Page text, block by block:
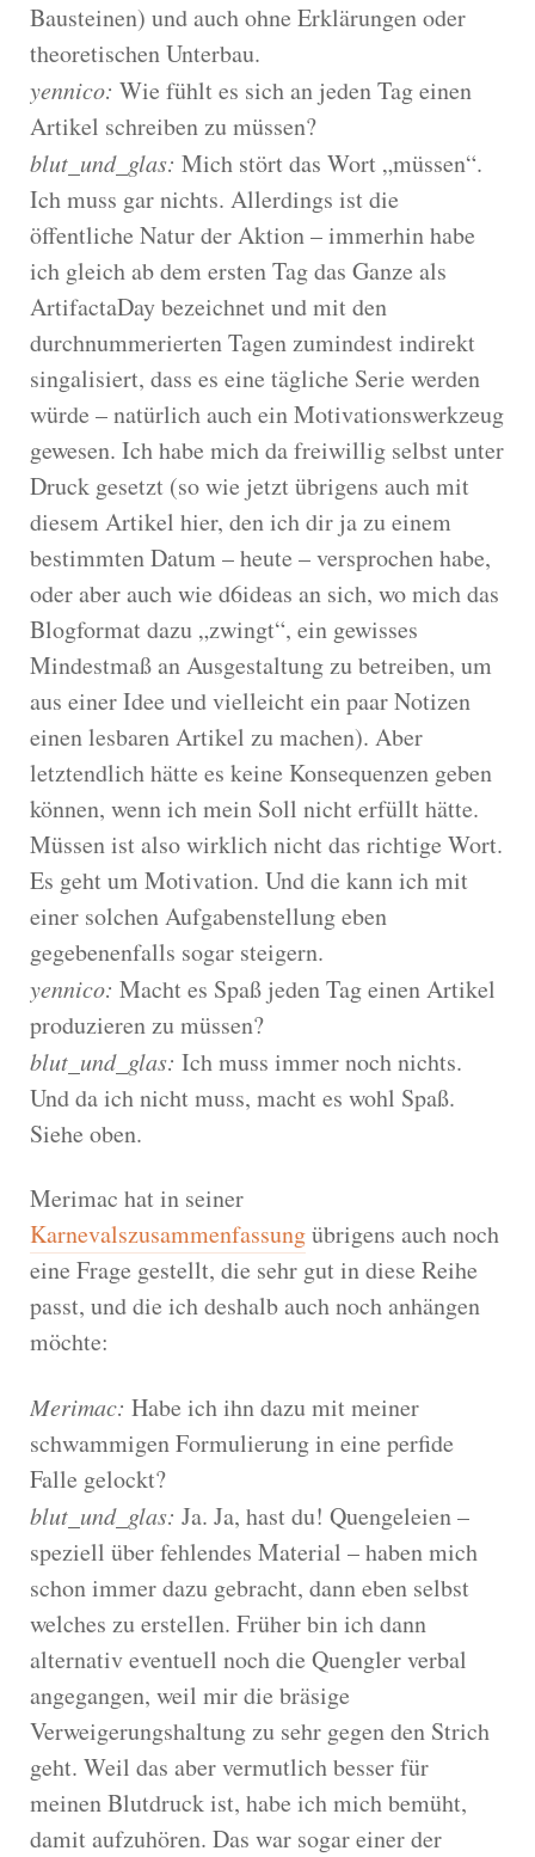
Bausteinen) und auch ohne Erklärungen oder
theoretischen Unterbau.
yennico: Wie fühlt es sich an jeden Tag einen
Artikel schreiben zu müssen?
blut_und_glas: Mich stört das Wort „müssen“.
Ich muss gar nichts. Allerdings ist die
öffentliche Natur der Aktion – immerhin habe
ich gleich ab dem ersten Tag das Ganze als
ArtifactaDay bezeichnet und mit den
durchnummerierten Tagen zumindest indirekt
singalisiert, dass es eine tägliche Serie werden
würde – natürlich auch ein Motivationswerkzeug
gewesen. Ich habe mich da freiwillig selbst unter
Druck gesetzt (so wie jetzt übrigens auch mit
diesem Artikel hier, den ich dir ja zu einem
bestimmten Datum – heute – versprochen habe,
oder aber auch wie d6ideas an sich, wo mich das
Blogformat dazu „zwingt“, ein gewisses
Mindestmaß an Ausgestaltung zu betreiben, um
aus einer Idee und vielleicht ein paar Notizen
einen lesbaren Artikel zu machen). Aber
letztendlich hätte es keine Konsequenzen geben
können, wenn ich mein Soll nicht erfüllt hätte.
Müssen ist also wirklich nicht das richtige Wort.
Es geht um Motivation. Und die kann ich mit
einer solchen Aufgabenstellung eben
gegebenenfalls sogar steigern.
yennico: Macht es Spaß jeden Tag einen Artikel
produzieren zu müssen?
blut_und_glas: Ich muss immer noch nichts.
Und da ich nicht muss, macht es wohl Spaß.
Siehe oben.
Merimac hat in seiner
Karnevalszusammenfassungübrigens auch noch
eine Frage gestellt, die sehr gut in diese Reihe
passt, und die ich deshalb auch noch anhängen
möchte:
Merimac: Habe ich ihn dazu mit meiner
schwammigen Formulierung in eine perfide
Falle gelockt?
blut_und_glas: Ja. Ja, hast du! Quengeleien –
speziell über fehlendes Material – haben mich
schon immer dazu gebracht, dann eben selbst
welches zu erstellen. Früher bin ich dann
alternativ eventuell noch die Quengler verbal
angegangen, weil mir die bräsige
Verweigerungshaltung zu sehr gegen den Strich
geht. Weil das aber vermutlich besser für
meinen Blutdruck ist, habe ich mich bemüht,
damit aufzuhören. Das war sogar einer der